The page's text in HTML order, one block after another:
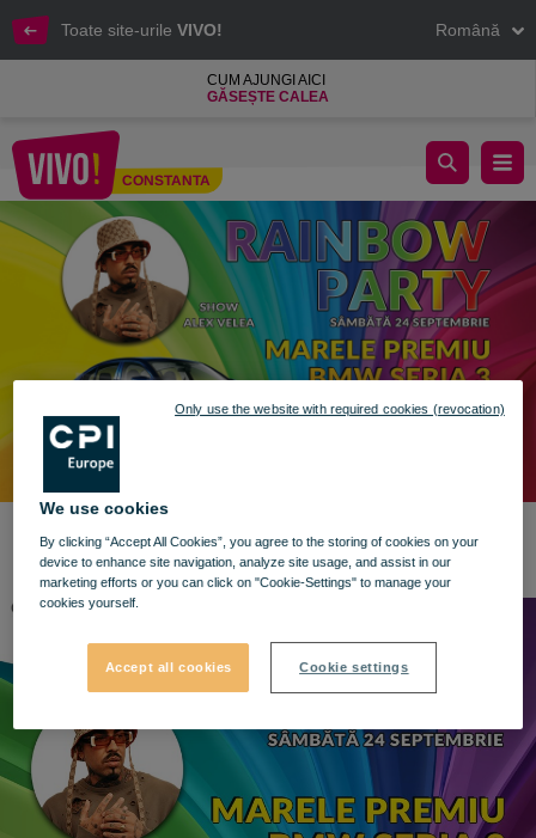
Toate site-urile VIVO! Română
CUM AJUNGI AICI
GĂSEȘTE CALEA
Constanta
CONSTANTA
GAME WORLD: Petreceri și premii în fiecare sâmbătă
We use cookies
By clicking “Accept All Cookies”, you agree to the storing of cookies on your
device to enhance site navigation, analyze site usage, and assist in our
marketing efforts or you can click on "Cookie-Settings" to manage your
cookies yourself.
Accept all cookies Cookie settings
Only use the website with required cookies (revocation)